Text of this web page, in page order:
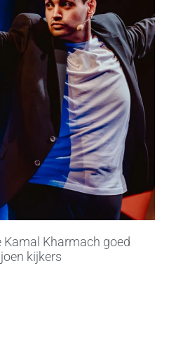
Kamal Kharmach goed
kijkers